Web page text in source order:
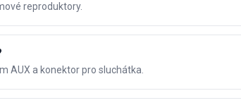
reproduktory.
AUX a konektor pro sluchátka.